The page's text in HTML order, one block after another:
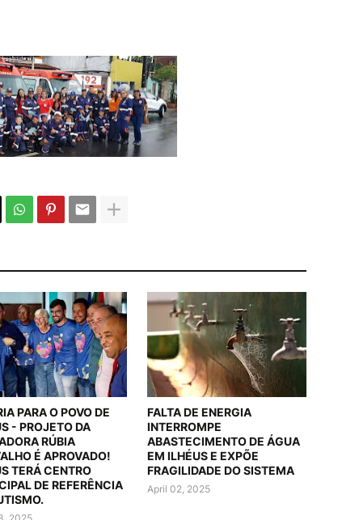
PARA O POVO DE
- PROJETO DA
RÚBIA
É APROVADO!
TERÁ CENTRO
DE REFERÊNCIA
FALTA DE ENERGIA
INTERROMPE
ABASTECIMENTO DE ÁGUA
EM ILHÉUS E EXPÕE
FRAGILIDADE DO SISTEMA
April 02, 2025